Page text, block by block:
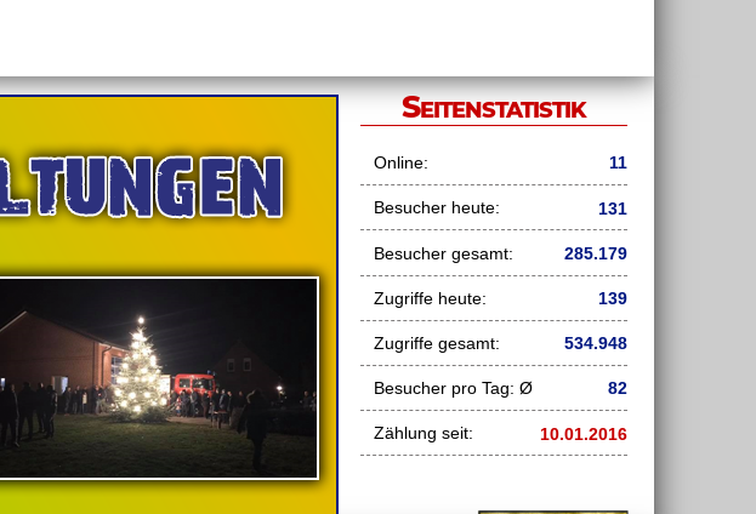
Seitenstatistik
Online: 11
Besucher heute: 131
Besucher gesamt: 285.179
Zugriffe heute: 139
Zugriffe gesamt: 534.948
Besucher pro Tag: Ø 82
Zählung seit: 10.01.2016